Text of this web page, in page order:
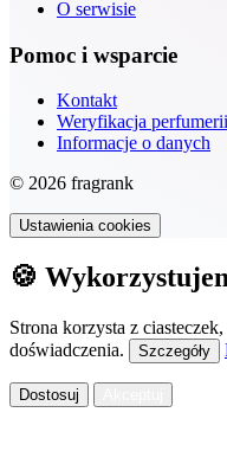
O serwisie
Pomoc i wsparcie
Kontakt
Weryfikacja perfumerii
Informacje o danych
© 2026 fragrank
Ustawienia cookies
🍪
Strona korzysta z
doświadczenia.
Szczegóły
Dostosuj